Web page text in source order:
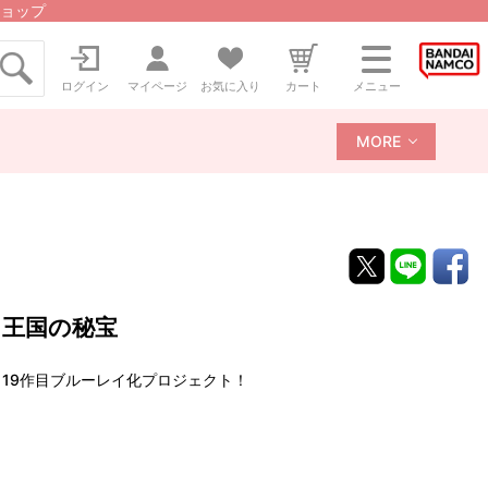
ップ
ログイン マイページ お気に入り カート メニュー
MORE
国の秘宝
作目ブルーレイ化プロジェクト！